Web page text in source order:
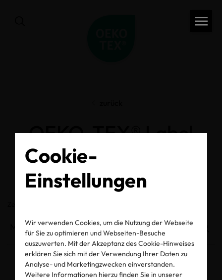
Cookie-
Einstellungen
Wir verwenden Cookies, um die Nutzung der Webseite
für Sie zu optimieren und Webseiten-Besuche
auszuwerten. Mit der Akzeptanz des Cookie-Hinweises
erklären Sie sich mit der Verwendung Ihrer Daten zu
Analyse- und Marketingzwecken einverstanden.
Weitere Informationen hierzu finden Sie in unserer
OEKO-TEX® Label
Check
Entzogene Zertifikate und Labels